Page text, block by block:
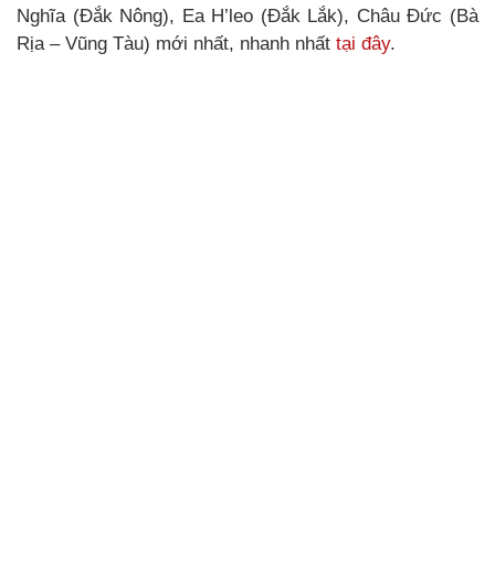
Nghĩa (Đắk Nông), Ea H’leo (Đắk Lắk), Châu Đức (Bà
Rịa – Vũng Tàu) mới nhất, nhanh nhất tại đây.